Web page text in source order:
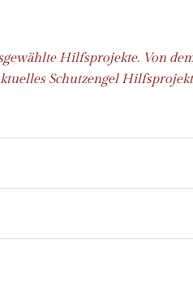
Hilfsprojekte. Von
Schutzengel